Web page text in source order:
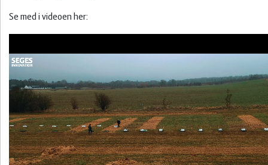
Økologi
Arbejdsmiljø
Maskiner
& teknik
Se med i videoen her: